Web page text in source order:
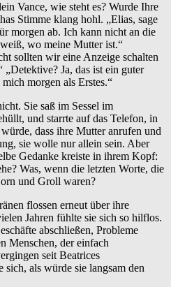
Vance, wie steht es? Wurde Ihre
Stimme klang hohl. „Elias, sage
morgen ab. Ich kann nicht an die
wo meine Mutter ist.“
sollten wir eine Anzeige schalten
Ja, das ist ein guter
morgen als Erstes.“
Sie saß im Sessel im
und starrte auf das Telefon, in
dass ihre Mutter anrufen und
sie wolle nur allein sein. Aber
Gedanke kreiste in ihrem Kopf:
Was, wenn die letzten Worte, die
und Groll waren?
flossen erneut über ihre
Jahren fühlte sie sich so hilflos.
abschließen, Probleme
Menschen, der einfach
seit Beatrices
als würde sie langsam den